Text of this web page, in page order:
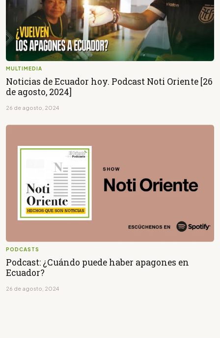
MULTIMEDIA
Noticias de Ecuador hoy. Podcast Noti Oriente [26
de agosto, 2024]
26 de agosto, 2024
PODCASTS
Podcast: ¿Cuándo puede haber apagones en
Ecuador?
26 de agosto, 2024